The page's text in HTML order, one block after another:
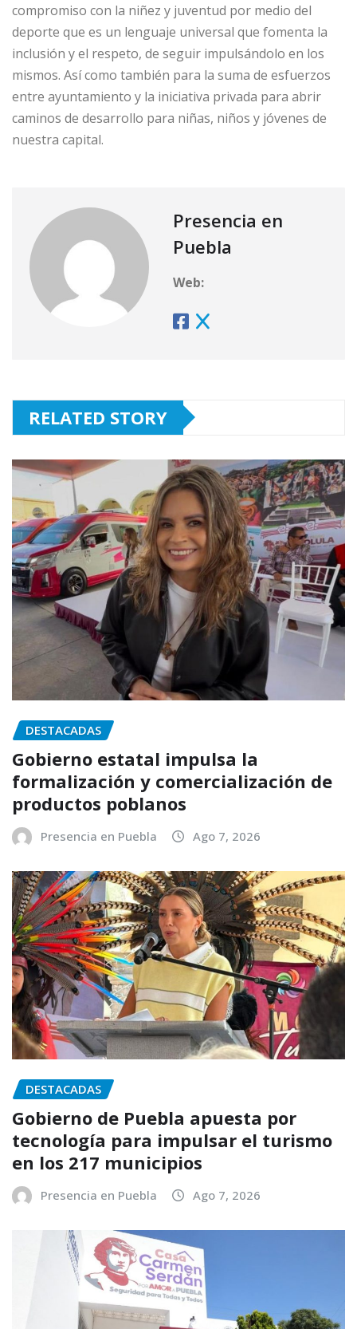
compromiso con la niñez y juventud por medio del
deporte que es un lenguaje universal que fomenta la
inclusión y el respeto, de seguir impulsándolo en los
mismos. Así como también para la suma de esfuerzos
entre ayuntamiento y la iniciativa privada para abrir
caminos de desarrollo para niñas, niños y jóvenes de
nuestra capital.
Presencia en
Puebla
Web:
RELATED STORY
DESTACADAS
Gobierno estatal impulsa la
formalización y comercialización de
productos poblanos
Presencia en Puebla Ago 7, 2026
DESTACADAS
Gobierno de Puebla apuesta por
tecnología para impulsar el turismo
en los 217 municipios
Presencia en Puebla Ago 7, 2026